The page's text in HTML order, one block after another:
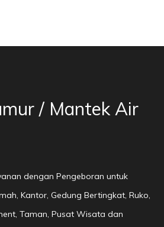
/ Mantek Air
dengan Pengeboran untuk
Kantor, Gedung Bertingkat, Ruko,
Taman, Pusat Wisata dan